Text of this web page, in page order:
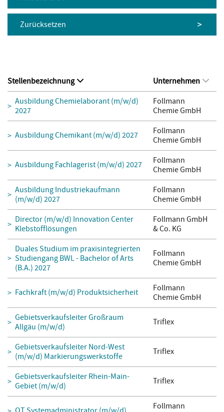
Zurücksetzen
Stellenbezeichnung
Unternehmen
Ausbildung Chemielaborant (m/w/d)
2027
Follmann
Chemie GmbH
Ausbildung Chemikant (m/w/d) 2027
Follmann
Chemie GmbH
Ausbildung Fachlagerist (m/w/d) 2027
Follmann
Chemie GmbH
Ausbildung Industriekaufmann
(m/w/d) 2027
Follmann
Chemie GmbH
Director (m/w/d) Innovation Center
Klebstofflösungen
Follmann GmbH
& Co. KG
Duales Studium im praxisintegrierten
Studiengang BWL - Bachelor of Arts
(B.A.) 2027
Follmann
Chemie GmbH
Fachkraft (m/w/d) Produktsicherheit
Follmann
Chemie GmbH
Gebietsverkaufsleiter Großraum
Allgäu (m/w/d)
Triflex
Gebietsverkaufsleiter Nord-West
(m/w/d) Markierungswerkstoffe
Triflex
Gebietsverkaufsleiter Rhein-Main-
Gebiet (m/w/d)
Triflex
Follmann